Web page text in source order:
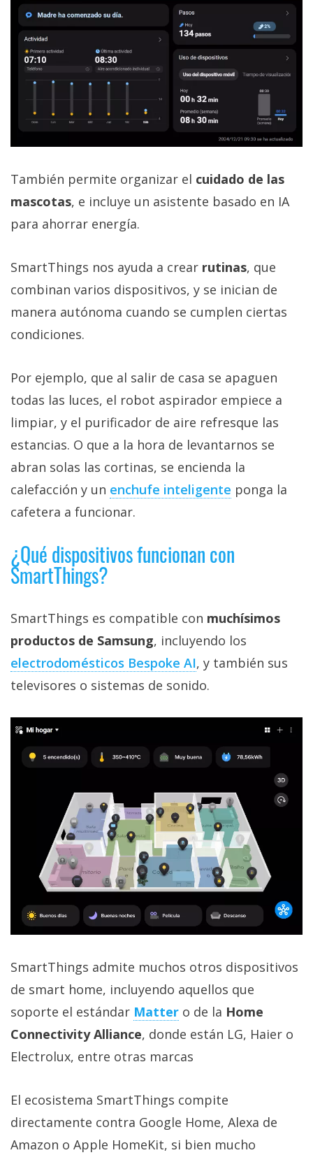
También permite organizar el cuidado de las
mascotas, e incluye un asistente basado en IA
para ahorrar energía.
SmartThings nos ayuda a crear rutinas, que
combinan varios dispositivos, y se inician de
manera autónoma cuando se cumplen ciertas
condiciones.
Por ejemplo, que al salir de casa se apaguen
todas las luces, el robot aspirador empiece a
limpiar, y el purificador de aire refresque las
estancias. O que a la hora de levantarnos se
abran solas las cortinas, se encienda la
calefacción y un enchufe inteligente‎ ponga la
cafetera a funcionar.
¿Qué dispositivos funcionan con
SmartThings?
SmartThings es compatible con muchísimos
productos de Samsung, incluyendo los
electrodomésticos Bespoke AI‎, y también sus
televisores o sistemas de sonido.
SmartThings admite muchos otros dispositivos
de smart home, incluyendo aquellos que
soporte el estándar Matter o de la Home
Connectivity Alliance, donde están LG, Haier o
Electrolux, entre otras marcas
El ecosistema SmartThings compite
directamente contra Google Home, Alexa de
Amazon o Apple HomeKit, si bien mucho